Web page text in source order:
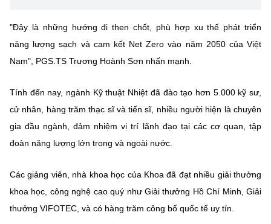
"Đây là những hướng đi then chốt, phù hợp xu thế phát triển
năng lượng sạch và cam kết Net Zero vào năm 2050 của Việt
Nam", PGS.TS Trương Hoành Sơn nhấn mạnh.
Tính đến nay, ngành Kỹ thuật Nhiệt đã đào tạo hơn 5.000 kỹ sư,
cử nhân, hàng trăm thạc sĩ và tiến sĩ, nhiều người hiện là chuyên
gia đầu ngành, đảm nhiệm vị trí lãnh đạo tại các cơ quan, tập
đoàn năng lượng lớn trong và ngoài nước.
Các giảng viên, nhà khoa học của Khoa đã đạt nhiều giải thưởng
khoa học, công nghệ cao quý như Giải thưởng Hồ Chí Minh, Giải
thưởng VIFOTEC, và có hàng trăm công bố quốc tế uy tín.